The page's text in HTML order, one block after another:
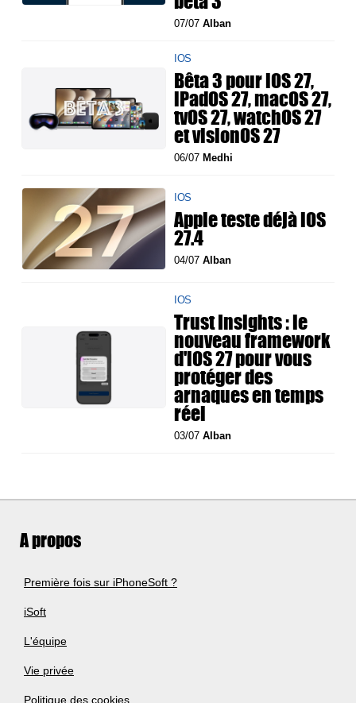
07/07Alban
IOS
Bêta 3 pour iOS 27,
iPadOS 27, macOS 27,
tvOS 27, watchOS 27
et visionOS 27
06/07 Medhi
IOS
Apple teste déjà iOS
27.4
04/07Alban
IOS
Trust Insights : le
nouveau framework
d'iOS 27 pour vous
protéger des
arnaques en temps
réel
03/07Alban
A propos
Première fois sur iPhoneSoft ?
iSoft
L'équipe
Vie privée
Politique des cookies